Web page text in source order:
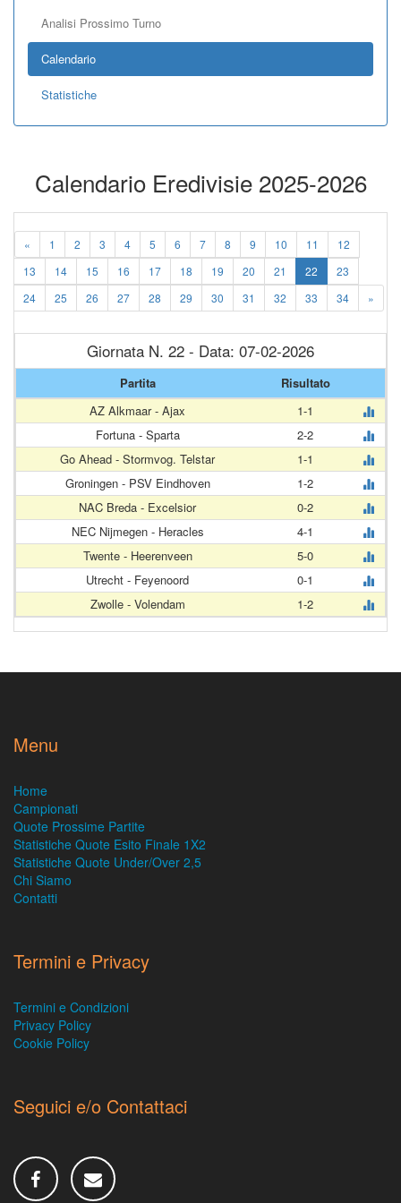
Analisi Prossimo Turno
Calendario
Statistiche
Calendario Eredivisie 2025-2026
« 1 2 3 4 5 6 7 8 9 10 11
12
13
14 15 16 17 18 19 20 21 22
23
24
25 26 27 28 29 30 31 32 33 34 »
Giornata N. 22 - Data: 07-02-2026
Partita
Risultato
AZ Alkmaar - Ajax
1-1
Fortuna - Sparta
2-2
Go Ahead - Stormvog. Telstar
1-1
Groningen - PSV Eindhoven
1-2
NAC Breda - Excelsior
0-2
NEC Nijmegen - Heracles
4-1
Twente - Heerenveen
5-0
Utrecht - Feyenoord
0-1
Zwolle - Volendam
1-2
Menu
Home
Campionati
Quote Prossime Partite
Statistiche Quote Esito Finale 1X2
Statistiche Quote Under/Over 2,5
Chi Siamo
Contatti
Termini e Privacy
Termini e Condizioni
Privacy Policy
Cookie Policy
Seguici e/o Contattaci